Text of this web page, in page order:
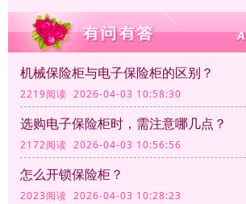
机械保险柜与电子保险柜的区别？
2219阅读 2026-04-03 10:58:30
选购电子保险柜时，需注意哪几点？
2172阅读 2026-04-03 10:56:56
怎么开锁保险柜？
2023阅读 2026-04-03 10:28:23